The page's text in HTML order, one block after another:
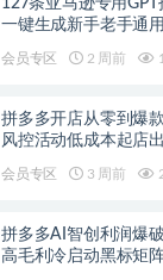
127条亚马逊专用
一键生成新手老手通
会员专区 2 周前
拼多多开店从零到爆
风控活动低成本起店
会员专区 3 周前
拼多多AI智创利润爆
高毛利冷启动黑标矩